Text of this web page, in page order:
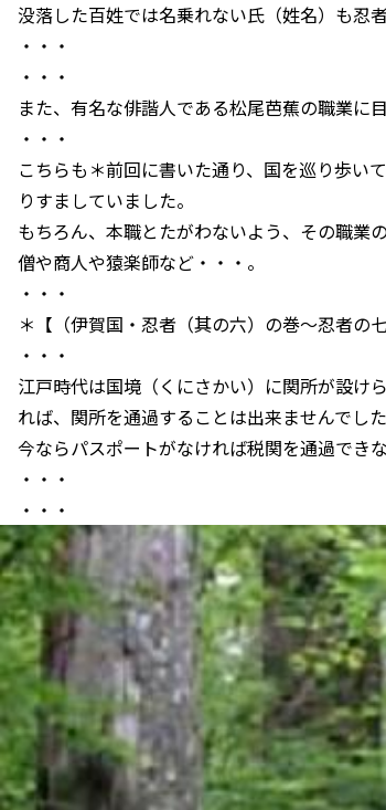
没落した百姓では名乗れない氏（姓名）も忍
・・・
・・・
また、有名な俳諧人である松尾芭蕉の職業に
・・・
こちらも＊前回に書いた通り、国を巡り歩い
りすましていました。
もちろん、本職とたがわないよう、その職業
僧や商人や猿楽師など・・・。
・・・
＊【（伊賀国・忍者（其の六）の巻～忍者の
・・・
江戸時代は国境（くにさかい）に関所が設け
れば、関所を通過することは出来ませんでした
今ならパスポートがなければ税関を通過でき
・・・
・・・